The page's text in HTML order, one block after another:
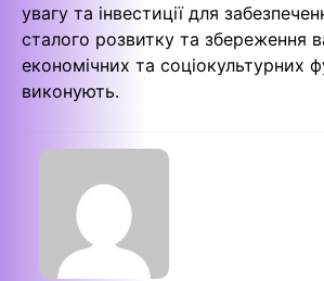
увагу та інвестиції для
сталого розвитку та збереження
економічних та соціокультурних
виконують.